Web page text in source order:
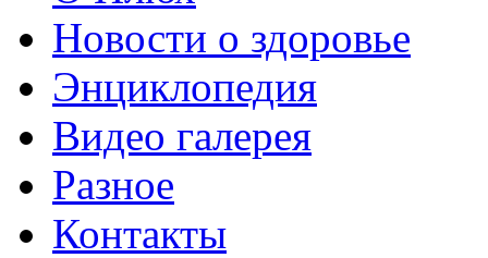
Новости о здоровье
Энциклопедия
Видео галерея
Разное
Контакты